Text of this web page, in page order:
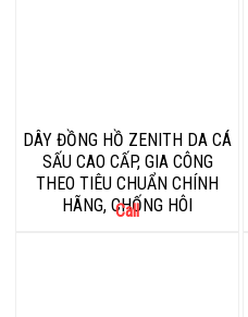
DÂY ĐỒNG HỒ ZENITH DA CÁ
SẤU CAO CẤP, GIA CÔNG
THEO TIÊU CHUẨN CHÍNH
HÃNG, CHỐNG HÔI
Call